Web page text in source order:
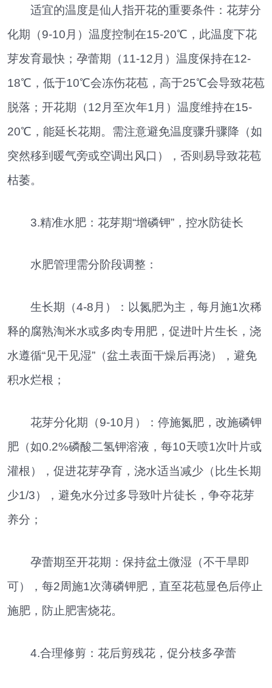
适宜的温度是仙人指开花的重要条件：花芽分
化期（9-10月）温度控制在15-20℃，此温度下花
芽发育最快；孕蕾期（11-12月）温度保持在12-
18℃，低于10℃会冻伤花苞，高于25℃会导致花苞
脱落；开花期（12月至次年1月）温度维持在15-
20℃，能延长花期。需注意避免温度骤升骤降（如
突然移到暖气旁或空调出风口），否则易导致花苞
枯萎。
3.精准水肥：花芽期“增磷钾”，控水防徒长
水肥管理需分阶段调整：
生长期（4-8月）：以氮肥为主，每月施1次稀
释的腐熟淘米水或多肉专用肥，促进叶片生长，浇
水遵循“见干见湿”（盆土表面干燥后再浇），避免
积水烂根；
花芽分化期（9-10月）：停施氮肥，改施磷钾
肥（如0.2%磷酸二氢钾溶液，每10天喷1次叶片或
灌根），促进花芽孕育，浇水适当减少（比生长期
少1/3），避免水分过多导致叶片徒长，争夺花芽
养分；
孕蕾期至开花期：保持盆土微湿（不干旱即
可），每2周施1次薄磷钾肥，直至花苞显色后停止
施肥，防止肥害烧花。
4.合理修剪：花后剪残花，促分枝多孕蕾